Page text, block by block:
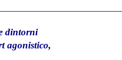
dintorni
agonistico,